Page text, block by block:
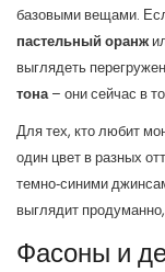
базовыми вещами.
пастельный оранж
выглядеть
тона– они сейчас в
Для тех, кто любит
один цвет в разных
темно‑синими
выглядит
Фасоны и